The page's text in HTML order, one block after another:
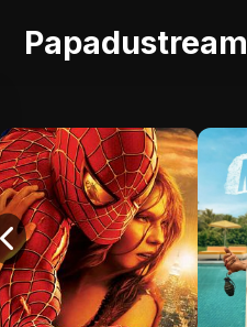
Papadustream